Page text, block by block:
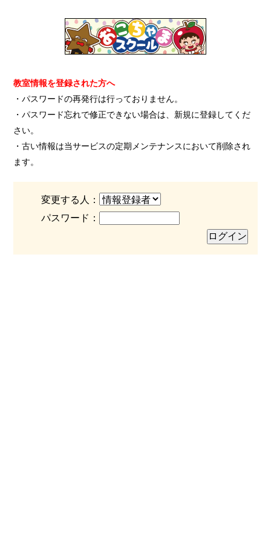
教室情報を登録された方へ
・パスワードの再発行は行っておりません。
・パスワード忘れで修正できない場合は、新規に登録してくだ
さい。
・古い情報は当サービスの定期メンテナンスにおいて削除され
ます。
変更する人：
パスワード：